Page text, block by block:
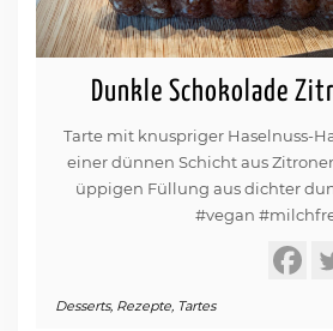
Dunkle Schokolade
Tarte mit knuspriger Haselnuss-
einer dünnen Schicht aus
üppigen Füllung aus dichter
#vegan
Desserts, Rezepte Tartes